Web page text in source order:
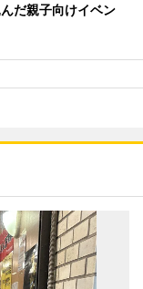
だ親子向けイベン